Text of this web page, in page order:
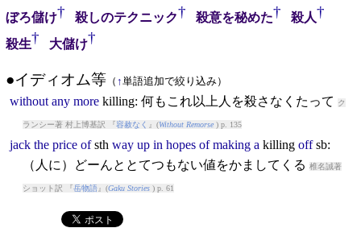
ぼろ儲け† 殺しのテクニック† 殺意を秘めた† 殺人†
殺生† 大儲け†
●イディオム等（ ↑単語追加で絞り込み）
without any more killing: 何もこれ以上人を殺さなくたって ク
ランシー著 村上博基訳 『容赦なく 』(Without Remorse) p. 135
jack the price ofsth way up in hopes of making a killing offsb:
（人に）どーんととてつもない値をかましてくる 椎名誠著
ショット訳 『岳物語』(Gaku Stories) p. 61